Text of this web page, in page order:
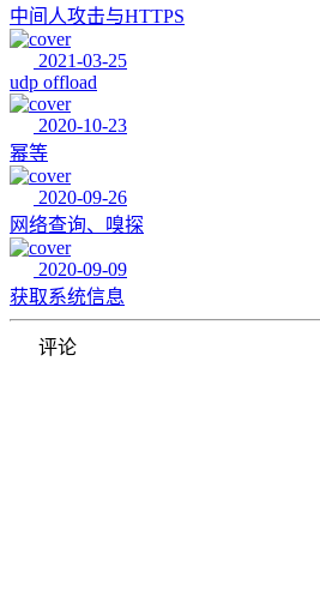
中间人攻击与HTTPS
2021-03-25
udp offload
2020-10-23
幂等
2020-09-26
网络查询、嗅探
2020-09-09
获取系统信息
评论